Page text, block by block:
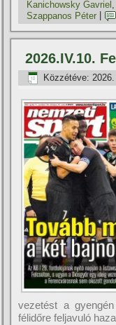
Kanichowsky Gavriel ,
Szappanos Péter
2026.IV.10.
Közzétéve:
vezetést a
félidőre feljavuló